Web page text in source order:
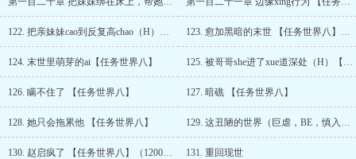
122. 把亲妹妹cao到反复高chao（H）【任务世界八】 123. 愈加黑暗的末世 【任务世界八】（1100珠加更）
124. 末世里萌芽的ai【任务世界八】 125. 被哥哥she进了xue道深处（H）【任务世界八】
126. 瞒不住了 【任务世界八】 127. 暗礁 【任务世界八】
128. 她只会拖累他 【任务世界八】 129. 这丑陋的世界（巨虐，BE，慎入！）【任务世界八】
130. 赵启疯了 【任务世界八】（1200珠加更） 131. 重回现世